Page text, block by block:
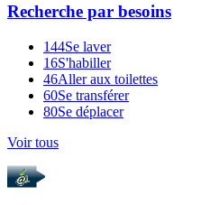
Recherche par besoins
144Se laver
16S'habiller
46Aller aux toilettes
60Se transférer
80Se déplacer
Voir tous